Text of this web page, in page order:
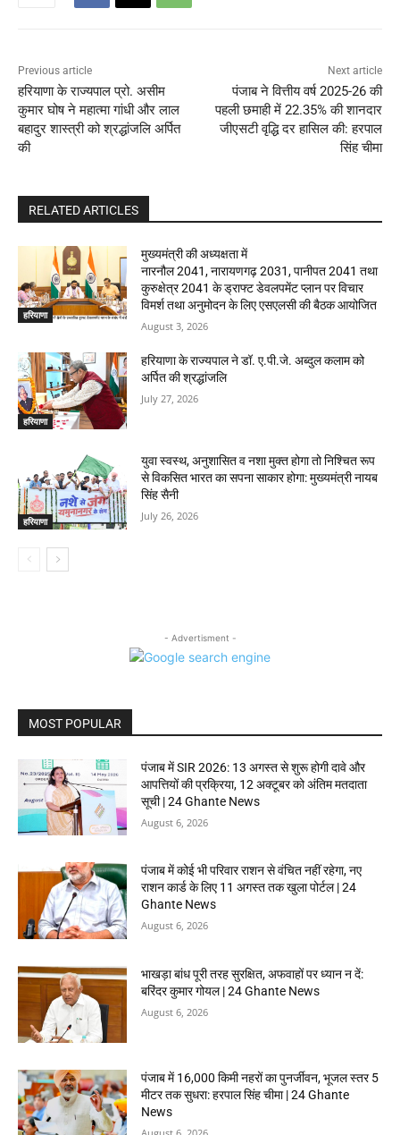
Previous article
हरियाणा के राज्यपाल प्रो. असीम
कुमार घोष ने महात्मा गांधी और लाल
बहादुर शास्त्री को श्रद्धांजलि अर्पित
की
Next article
पंजाब ने वित्तीय वर्ष 2025-26 की
पहली छमाही में 22.35% की शानदार
जीएसटी वृद्धि दर हासिल की: हरपाल
सिंह चीमा
RELATED ARTICLES
हरियाणा
मुख्यमंत्री की अध्यक्षता में
नारनौल 2041, नारायणगढ़ 2031, पानीपत 2041 तथा
कुरुक्षेत्र 2041 के ड्राफ्ट डेवलपमेंट प्लान पर विचार
विमर्श तथा अनुमोदन के लिए एसएलसी की बैठक आयोजित
August 3, 2026
हरियाणा
हरियाणा के राज्यपाल ने डॉ. ए.पी.जे. अब्दुल कलाम को
अर्पित की श्रद्धांजलि
July 27, 2026
हरियाणा
युवा स्वस्थ, अनुशासित व नशा मुक्त होगा तो निश्चित रूप
से विकसित भारत का सपना साकार होगा: मुख्यमंत्री नायब
सिंह सैनी
July 26, 2026
- Advertisment -
MOST POPULAR
पंजाब में SIR 2026: 13 अगस्त से शुरू होगी दावे और
आपत्तियों की प्रक्रिया, 12 अक्टूबर को अंतिम मतदाता
सूची | 24 Ghante News
August 6, 2026
पंजाब में कोई भी परिवार राशन से वंचित नहीं रहेगा, नए
राशन कार्ड के लिए 11 अगस्त तक खुला पोर्टल | 24
Ghante News
August 6, 2026
भाखड़ा बांध पूरी तरह सुरक्षित, अफवाहों पर ध्यान न दें:
बरिंदर कुमार गोयल | 24 Ghante News
August 6, 2026
पंजाब में 16,000 किमी नहरों का पुनर्जीवन, भूजल स्तर 5
मीटर तक सुधरा: हरपाल सिंह चीमा | 24 Ghante
News